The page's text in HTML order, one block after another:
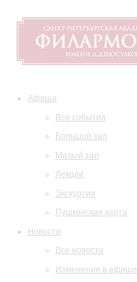
Афиша
Все события
Большой зал
Малый зал
Лекции
Экскурсии
Пушкинская карта
Новости
Все новости
Изменения в афише